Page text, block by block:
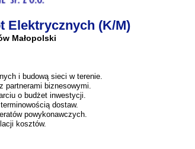
Elektrycznych (K/M)
Małopolski
i budową sieci w terenie.
partnerami biznesowymi.
o budżet inwestycji.
dostaw.
powykonawczych.
kosztów.